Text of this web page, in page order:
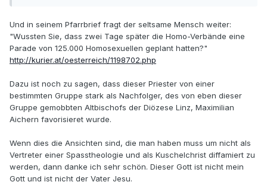
Und in seinem Pfarrbrief fragt der seltsame Mensch weiter:
"Wussten Sie, dass zwei Tage später die Homo-Verbände eine
Parade von 125.000 Homosexuellen geplant hatten?"
http://kurier.at/oesterreich/1198702.php
Dazu ist noch zu sagen, dass dieser Priester von einer
bestimmten Gruppe stark als Nachfolger, des von eben dieser
Gruppe gemobbten Altbischofs der Diözese Linz, Maximilian
Aichern favorisieret wurde.
Wenn dies die Ansichten sind, die man haben muss um nicht als
Vertreter einer Spasstheologie und als Kuschelchrist diffamiert zu
werden, dann danke ich sehr schön. Dieser Gott ist nicht mein
Gott und ist nicht der Vater Jesu.